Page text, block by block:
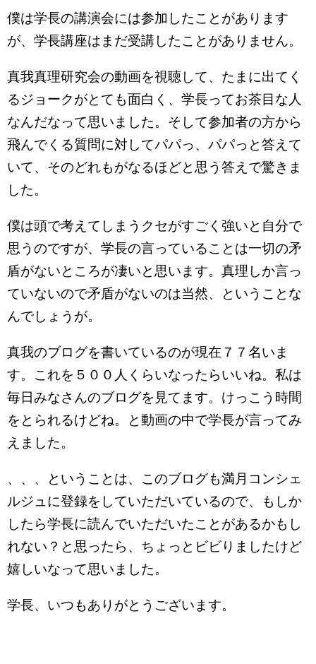
僕は学長の講演会には参加したことがあります
が、学長講座はまだ受講したことがありません。
真我真理研究会の動画を視聴して、たまに出てく
るジョークがとても面白く、学長ってお茶目な人
なんだなって思いました。そして参加者の方から
飛んでくる質問に対してパパっ、パパっと答えて
いて、そのどれもがなるほどと思う答えで驚きま
した。
僕は頭で考えてしまうクセがすごく強いと自分で
思うのですが、学長の言っていることは一切の矛
盾がないところが凄いと思います。真理しか言っ
ていないので矛盾がないのは当然、ということな
んでしょうが。
真我のブログを書いているのが現在７７名いま
す。これを５００人くらいなったらいいね。私は
毎日みなさんのブログを見てます。けっこう時間
をとられるけどね。と動画の中で学長が言ってみ
えました。
、、、ということは、このブログも満月コンシェ
ルジュに登録をしていただいているので、もしか
したら学長に読んでいただいたことがあるかもし
れない？と思ったら、ちょっとビビりましたけど
嬉しいなって思いました。
学長、いつもありがとうございます。